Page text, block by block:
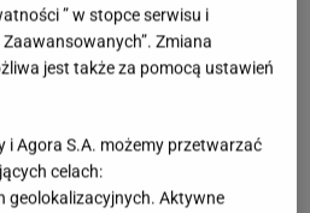
” w stopce serwisu i
Zmiana
jest także za pomocą ustawień
i Agora S.A. możemy przetwarzać
celach:
geolokalizacyjnych. Aktywne